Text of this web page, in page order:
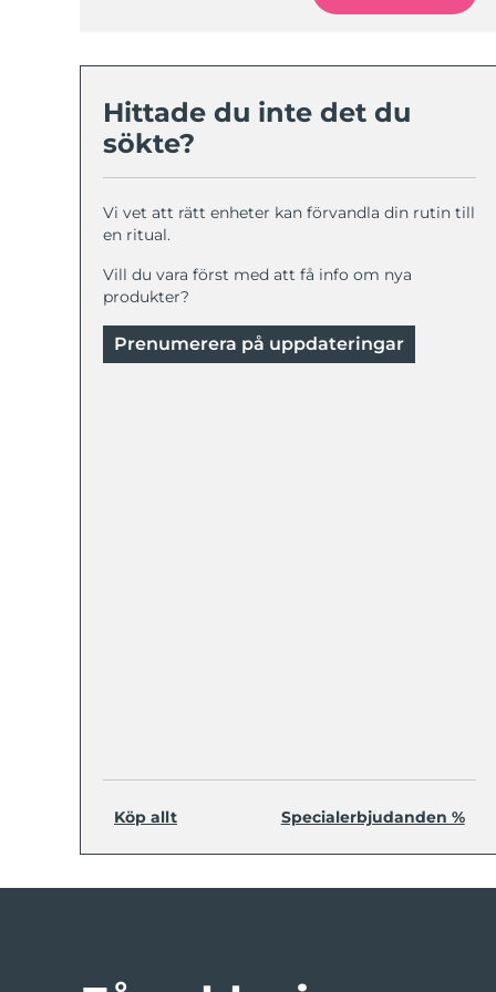
Hittade du inte det du
sökte?
Vi vet att rätt enheter kan förvandla din rutin till
en ritual.
Vill du vara först med att få info om nya
produkter?
Prenumerera på uppdateringar
Köp allt Specialerbjudanden %
All acne treatment devices
All revitalizing eye massagers
Handla allt
OM FOREO